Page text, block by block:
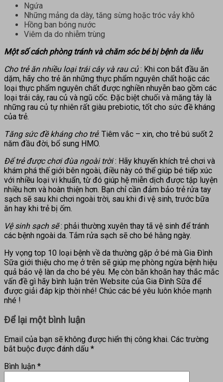
Ngứa
Những mảng da dày, tăng sừng hoặc tróc vảy khô
Hồng ban bóng nước
Viêm da do nhiễm trùng
Một số cách phòng tránh và chăm sóc bé bị bệnh da liễu
Cho trẻ ăn nhiều loại trái cây và rau củ: Khi con bắt đầu ăn
dặm, hãy cho trẻ ăn những thực phẩm nguyên chất hoặc các
loại thực phẩm nguyên chất được nghiền nhuyễn bao gồm các
loại trái cây, rau củ và ngũ cốc. Đặc biệt chuối và măng tây là
những rau củ tự nhiên rất giàu prebiotic, tốt cho sức đề kháng
của trẻ.
Tăng sức đề kháng cho trẻ: Tiêm vắc – xin, cho trẻ bú suốt 2
năm đầu đời, bổ sung HMO.
Để trẻ được chơi đùa ngoài trời: Hãy khuyến khích trẻ chơi và
khám phá thế giới bên ngoài, điều này có thể giúp bé tiếp xúc
với nhiều loại vi khuẩn, từ đó giúp hệ miễn dịch được tập luyện
nhiều hơn và hoàn thiện hơn. Bạn chỉ cần đảm bảo trẻ rửa tay
sạch sẽ sau khi chơi ngoài trời, sau khi đi vệ sinh, trước bữa
ăn hay khi trẻ bị ốm.
Vệ sinh sạch sẽ: phải thường xuyên thay tã vệ sinh để tránh
các bệnh ngoài da. Tắm rửa sạch sẽ cho bé hằng ngày.
Hy vọng top 10 loại bệnh về da thường gặp ở bé mà Gia Đình
Sữa giới thiệu cho mẹ ở trên sẽ giúp mẹ phòng ngừa bệnh hiệu
quả bảo vệ làn da cho bé yêu. Mẹ còn băn khoăn hay thắc mắc
vấn đề gì hãy bình luận trên Website của Gia Đình Sữa để
được giải đáp kịp thời nhé! Chúc các bé yêu luôn khỏe mạnh
nhé !
Để lại một bình luận
Email của bạn sẽ không được hiển thị công khai. Các trường
bắt buộc được đánh dấu *
Bình luận *